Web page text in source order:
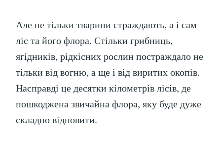
Але не тільки тварини страждають, а і сам
ліс та його флора. Стільки грибниць,
ягідників, рідкісних рослин постраждало не
тільки від вогню, а ще і від виритих окопів.
Насправді це десятки кілометрів лісів, де
пошкоджена звичайна флора, яку буде дуже
складно відновити.